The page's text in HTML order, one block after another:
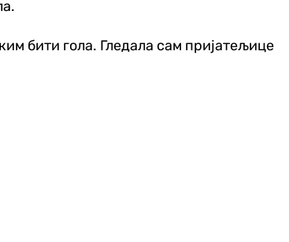
бити гола. Гледала сам пријатељице